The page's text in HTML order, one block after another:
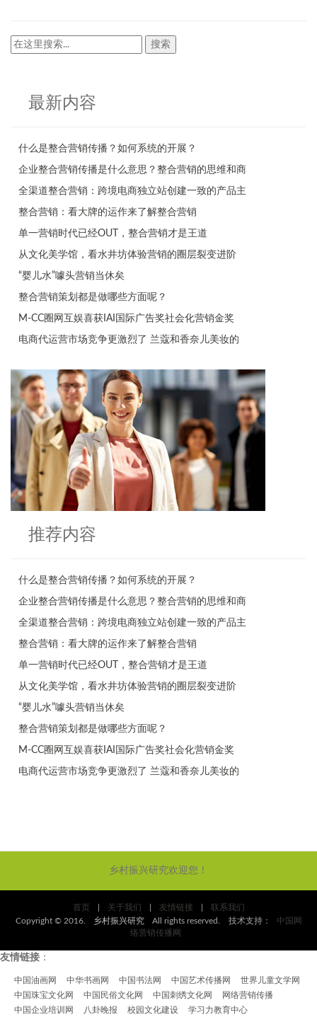
最新内容
什么是整合营销传播？如何系统的开展？
企业整合营销传播是什么意思？整合营销的思维和商
全渠道整合营销：跨境电商独立站创建一致的产品主
整合营销：看大牌的运作来了解整合营销
单一营销时代已经OUT，整合营销才是王道
从文化美学馆，看水井坊体验营销的圈层裂变进阶
“婴儿水”噱头营销当休矣
整合营销策划都是做哪些方面呢？
M-CC圈网互娱喜获IAI国际广告奖社会化营销金奖
电商代运营市场竞争更激烈了 兰蔻和香奈儿美妆的
推荐内容
什么是整合营销传播？如何系统的开展？
企业整合营销传播是什么意思？整合营销的思维和商
全渠道整合营销：跨境电商独立站创建一致的产品主
整合营销：看大牌的运作来了解整合营销
单一营销时代已经OUT，整合营销才是王道
从文化美学馆，看水井坊体验营销的圈层裂变进阶
“婴儿水”噱头营销当休矣
整合营销策划都是做哪些方面呢？
M-CC圈网互娱喜获IAI国际广告奖社会化营销金奖
电商代运营市场竞争更激烈了 兰蔻和香奈儿美妆的
乡村振兴研究欢迎您！
首页 关于我们 友情链接
联系我们
Copyright © 2016.
乡村振兴研究 All rights reserved. 技术支持：
中国网
络营销传播网
友情链接 ：
中国油画网 中华书画网 中国书法网 中国艺术传播网
世界儿童文学网
中国珠宝文化网
中国民俗文化网 中国刺绣文化网
网络营销传播
中国企业培训网
八卦晚报 校园文化建设 学习力教育中心